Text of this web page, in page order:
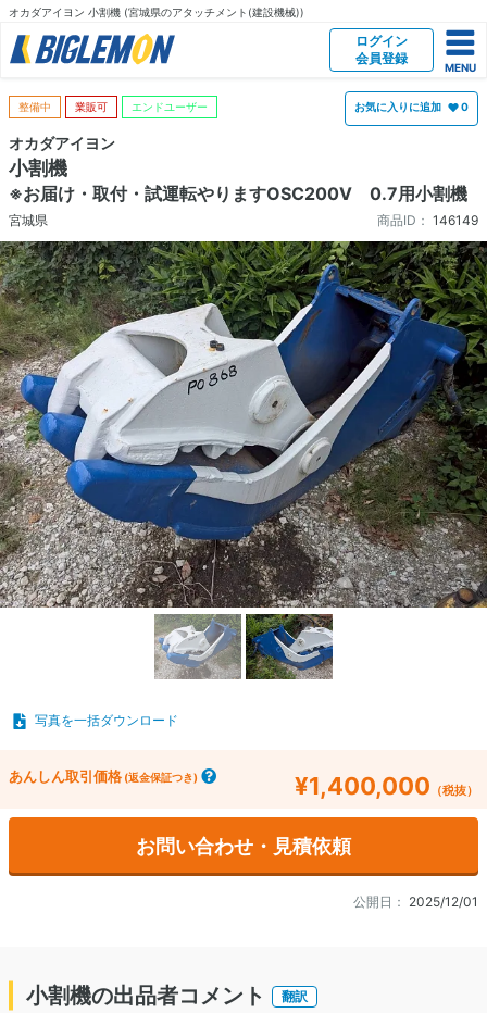
オカダアイヨン 小割機 (宮城県のアタッチメント(建設機械))
ログイン
会員登録
整備中 業販可 エンドユーザー お気に入りに追加 0
オカダアイヨン
小割機
※お届け・取付・試運転やりますOSC200V 0.7用小割機
宮城県 商品ID： 146149
写真を一括ダウンロード
あんしん取引価格 (返金保証つき) ¥1,400,000 （税抜）
お問い合わせ・見積依頼
公開日： 2025/12/01
小割機の出品者コメント 翻訳